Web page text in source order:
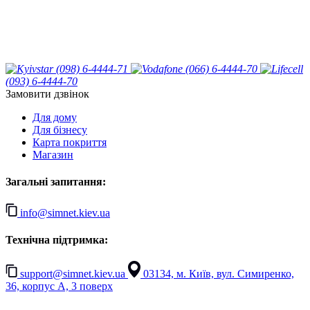
(098) 6-4444-71
(066) 6-4444-70
(093) 6-4444-70
Замовити дзвінок
Для дому
Для бізнесу
Карта покриття
Магазин
Загальні запитання:
info@simnet.kiev.ua
Технічна підтримка:
support@simnet.kiev.ua
03134, м. Київ, вул. Симиренко,
36, корпус А, 3 поверх